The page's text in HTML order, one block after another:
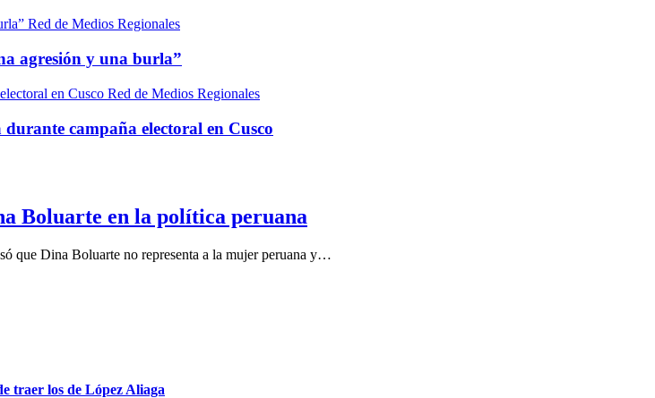
Red de Medios Regionales
agresión y una burla”
Red de Medios Regionales
campaña electoral en Cusco
Boluarte en la política peruana
que Dina Boluarte no representa a la mujer peruana y…
traer los de López Aliaga